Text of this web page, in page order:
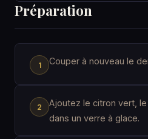
Préparation
Couper à nouveau le
Ajoutez le citron vert,
dans un verre à glace.